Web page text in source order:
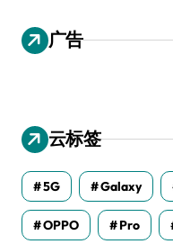
广告
云标签
5G Galaxy
OPPO Pro